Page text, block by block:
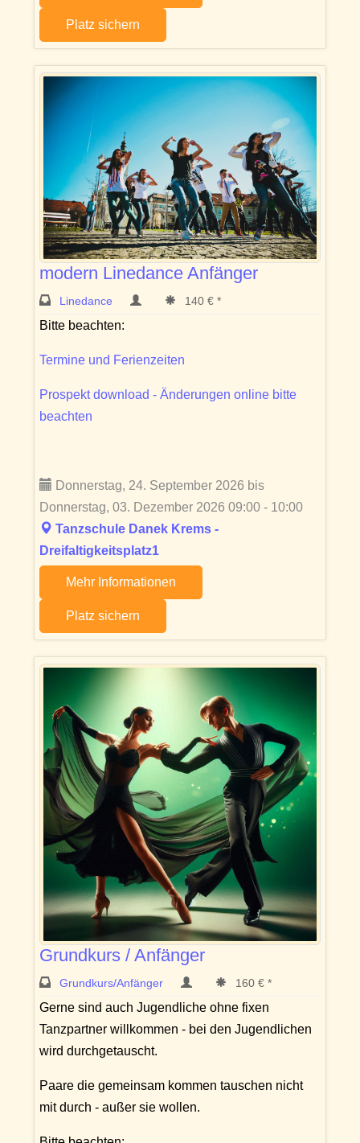
Platz sichern
modern Linedance Anfänger
Linedance 140 € *
Bitte beachten:
Termine und Ferienzeiten
Prospekt download - Änderungen online bitte
beachten
Donnerstag, 24. September 2026 bis
Donnerstag, 03. Dezember 2026 09:00 - 10:00
Tanzschule Danek Krems -
Dreifaltigkeitsplatz1
Mehr Informationen
Platz sichern
Grundkurs / Anfänger
Grundkurs/Anfänger 160 € *
Gerne sind auch Jugendliche ohne fixen
Tanzpartner willkommen - bei den Jugendlichen
wird durchgetauscht.
Paare die gemeinsam kommen tauschen nicht
mit durch - außer sie wollen.